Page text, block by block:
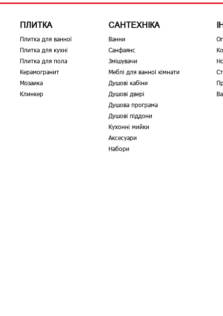
ПЛИТКА
Плитка для ванної
Плитка для кухні
Плитка для пола
Керамогранит
Мозаика
Клинкер
САНТЕХНІКА
Ванни
Санфаянс
Змішувачи
Меблі для ванної кімнати
Душові кабіни
Душові двері
Душова програма
Душові піддони
Кухонні мийки
Аксесуари
Набори